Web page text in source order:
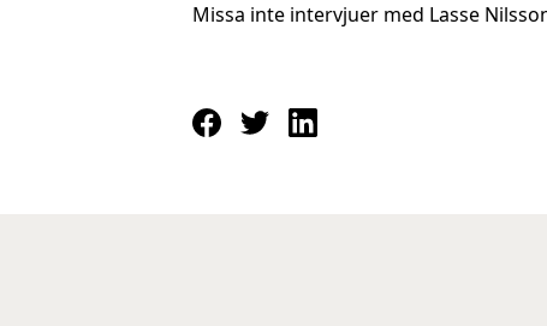
Missa inte intervjuer med Lasse